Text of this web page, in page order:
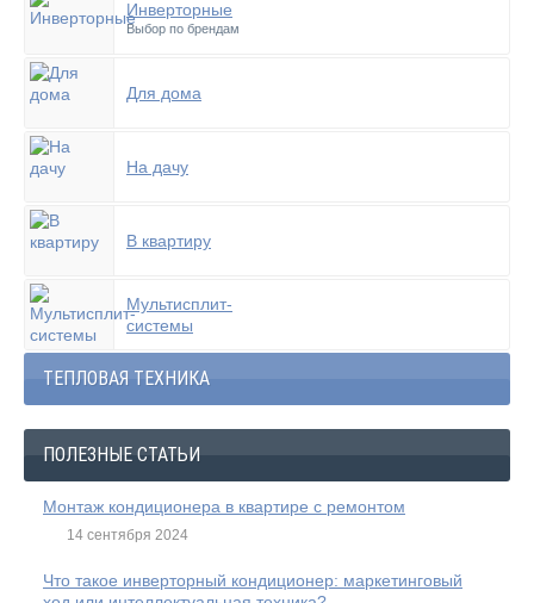
Инверторные
Выбор по брендам
Для дома
На дачу
В квартиру
Мультисплит-
системы
ТЕПЛОВАЯ ТЕХНИКА
ПОЛЕЗНЫЕ СТАТЬИ
Монтаж кондиционера в квартире с ремонтом
14 сентября 2024
Что такое инверторный кондиционер: маркетинговый